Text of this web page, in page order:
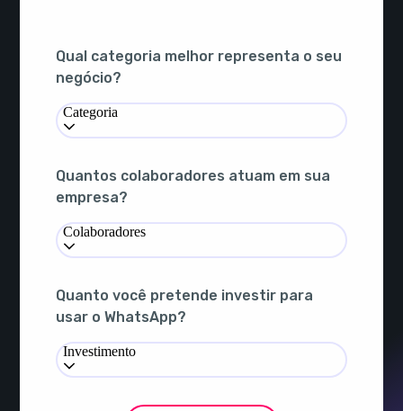
Qual categoria melhor representa o seu
negócio?
Categoria
Quantos colaboradores atuam em sua
empresa?
Colaboradores
Quanto você pretende investir para
usar o WhatsApp?
Investimento